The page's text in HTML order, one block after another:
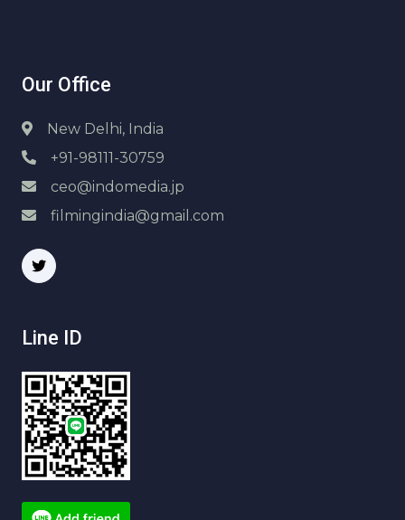
Our Office
New Delhi, India
+91-98111-30759
ceo@indomedia.jp
filmingindia@gmail.com
Line ID